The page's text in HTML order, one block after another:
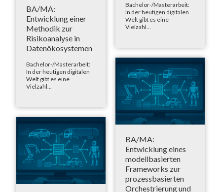
Bachelor-/Masterarbeit:
In der heutigen digitalen
Welt gibt es eine
Vielzahl...
BA/MA:
Entwicklung einer
Methodik zur
Risikoanalyse in
Datenökosystemen
Bachelor-/Masterarbeit:
In der heutigen digitalen
Welt gibt es eine
Vielzahl...
BA/MA:
Entwicklung eines
modellbasierten
Frameworks zur
prozessbasierten
Orchestrierung und